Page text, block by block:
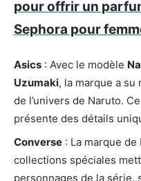
pour offrir un
Sephora pour
Asics : Avec le modèle
Uzumaki, la marque a
de l’univers de Naruto.
présente des détails
Converse : La marque
collections spéciales
personnages de la série,